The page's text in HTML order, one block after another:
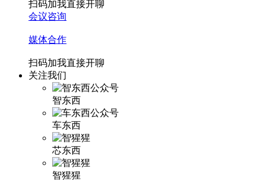
扫码加我直接开聊
会议咨询
媒体合作
扫码加我直接开聊
关注我们
智东西
车东西
芯东西
智猩猩